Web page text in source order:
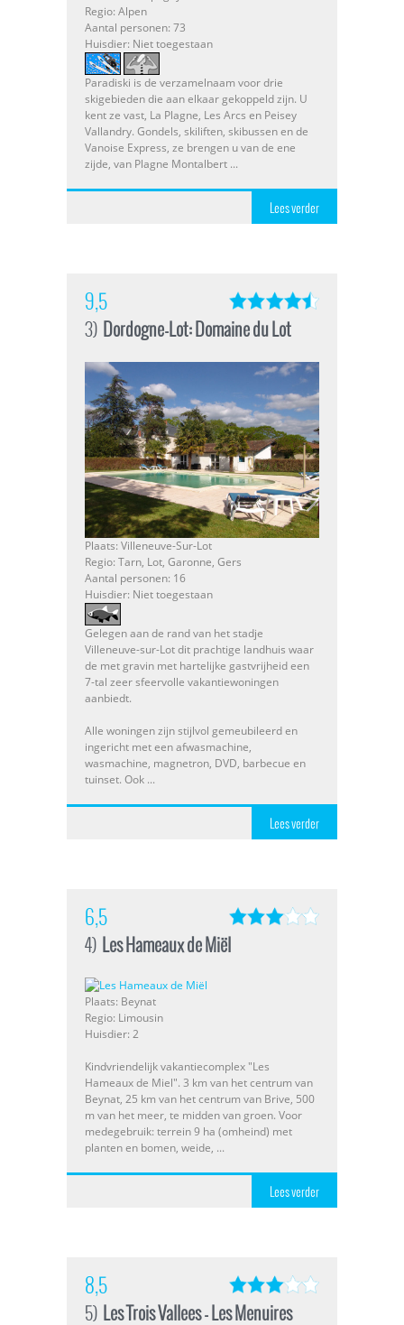
Regio: Alpen
Aantal personen: 73
Huisdier: Niet toegestaan
Paradiski is de verzamelnaam voor drie
skigebieden die aan elkaar gekoppeld zijn. U
kent ze vast, La Plagne, Les Arcs en Peisey
Vallandry. Gondels, skiliften, skibussen en de
Vanoise Express, ze brengen u van de ene
zijde, van Plagne Montalbert ...
Lees verder
9,5
3) Dordogne-Lot: Domaine du Lot
Plaats: Villeneuve-Sur-Lot
Regio: Tarn, Lot, Garonne, Gers
Aantal personen: 16
Huisdier: Niet toegestaan
Gelegen aan de rand van het stadje
Villeneuve-sur-Lot dit prachtige landhuis waar
de met gravin met hartelijke gastvrijheid een
7-tal zeer sfeervolle vakantiewoningen
aanbiedt.
Alle woningen zijn stijlvol gemeubileerd en
ingericht met een afwasmachine,
wasmachine, magnetron, DVD, barbecue en
tuinset. Ook ...
Lees verder
6,5
4) Les Hameaux de Miël
Plaats: Beynat
Regio: Limousin
Huisdier: 2
Kindvriendelijk vakantiecomplex "Les
Hameaux de Miel". 3 km van het centrum van
Beynat, 25 km van het centrum van Brive, 500
m van het meer, te midden van groen. Voor
medegebruik: terrein 9 ha (omheind) met
planten en bomen, weide, ...
Lees verder
8,5
5) Les Trois Vallees - Les Menuires